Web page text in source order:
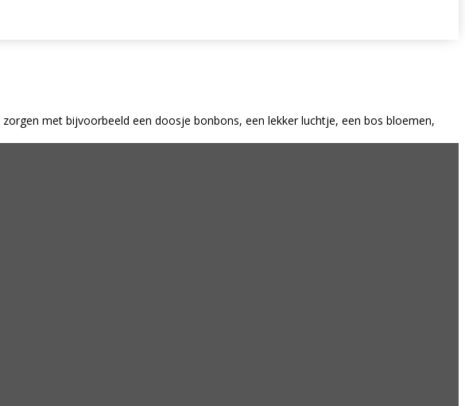
met bijvoorbeeld een doosje bonbons, een lekker luchtje, een bos bloemen,